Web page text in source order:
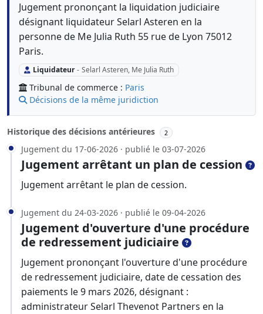
Jugement prononçant la liquidation judiciaire
désignant liquidateur Selarl Asteren en la
personne de Me Julia Ruth 55 rue de Lyon 75012
Paris.
Liquidateur - Selarl Asteren, Me Julia Ruth
Tribunal de commerce : Paris
Décisions de la même juridiction
Historique des décisions antérieures 2
Jugement du 17-06-2026 · publié le 03-07-2026
Jugement arrêtant un plan de cession
Jugement arrêtant le plan de cession.
Jugement du 24-03-2026 · publié le 09-04-2026
Jugement d'ouverture d'une procédure
de redressement judiciaire
Jugement prononçant l'ouverture d'une procédure
de redressement judiciaire, date de cessation des
paiements le 9 mars 2026, désignant :
administrateur Selarl Thevenot Partners en la